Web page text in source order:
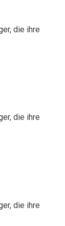
die ihre
die ihre
die ihre